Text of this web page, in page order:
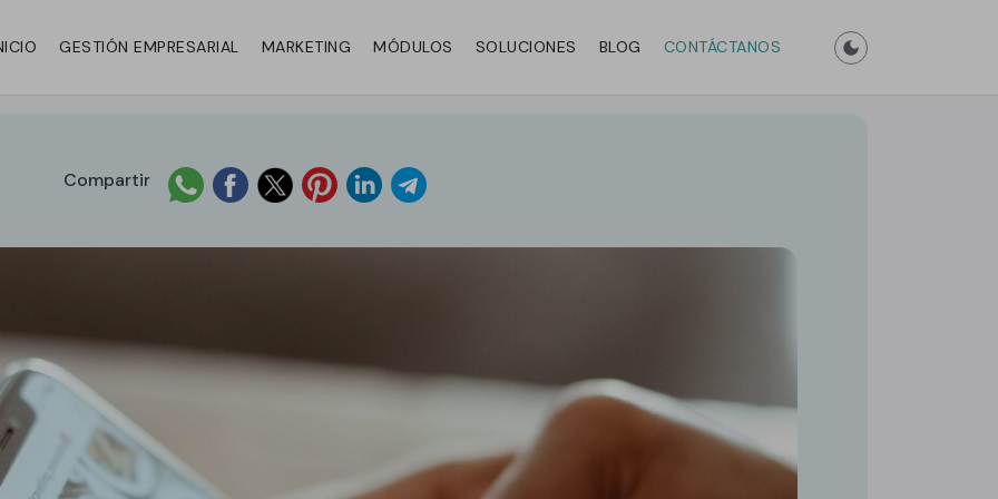
GESTIÓN EMPRESARIAL MARKETING MÓDULOS SOLUCIONES BLOG CONTÁCTANOS
Compartir